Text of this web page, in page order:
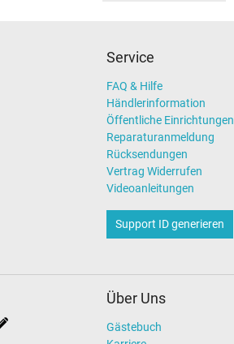
Service
FAQ & Hilfe
Händlerinformation
Öffentliche Einrichtungen
Reparaturanmeldung
Rücksendungen
Vertrag Widerrufen
Videoanleitungen
Support ID generieren
Über Uns
Gästebuch